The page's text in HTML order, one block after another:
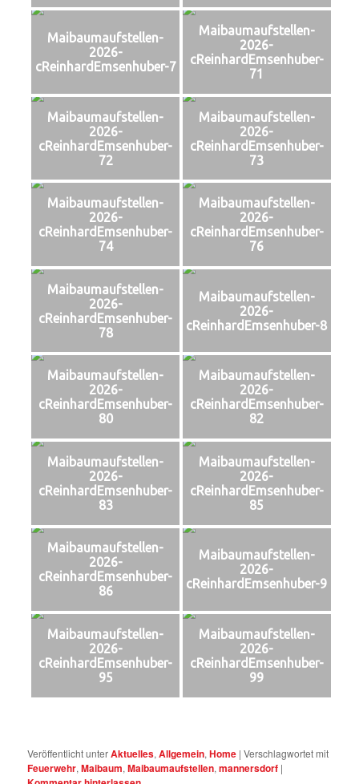
Maibaumaufstellen-
2026-
cReinhardEmsenhuber-7
Maibaumaufstellen-
2026-
cReinhardEmsenhuber-
71
Maibaumaufstellen-
2026-
cReinhardEmsenhuber-
72
Maibaumaufstellen-
2026-
cReinhardEmsenhuber-
73
Maibaumaufstellen-
2026-
cReinhardEmsenhuber-
74
Maibaumaufstellen-
2026-
cReinhardEmsenhuber-
76
Maibaumaufstellen-
2026-
cReinhardEmsenhuber-
78
Maibaumaufstellen-
2026-
cReinhardEmsenhuber-8
Maibaumaufstellen-
2026-
cReinhardEmsenhuber-
80
Maibaumaufstellen-
2026-
cReinhardEmsenhuber-
82
Maibaumaufstellen-
2026-
cReinhardEmsenhuber-
83
Maibaumaufstellen-
2026-
cReinhardEmsenhuber-
85
Maibaumaufstellen-
2026-
cReinhardEmsenhuber-
86
Maibaumaufstellen-
2026-
cReinhardEmsenhuber-9
Maibaumaufstellen-
2026-
cReinhardEmsenhuber-
95
Maibaumaufstellen-
2026-
cReinhardEmsenhuber-
99
Veröffentlicht unterAktuelles,Allgemein,Home |Verschlagwortet mit
Feuerwehr,Maibaum,Maibaumaufstellen,mannersdorf |